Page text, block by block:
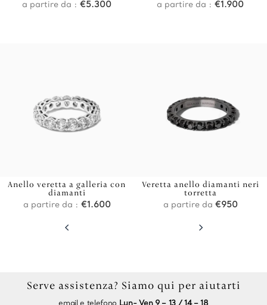
a partire da : €5.300 a partire da : €1.900
Anello veretta a galleria con
diamanti
a partire da : €1.600
Veretta anello diamanti neri
torretta
a partire da €950
4 5
Serve assistenza? Siamo qui per aiutarti